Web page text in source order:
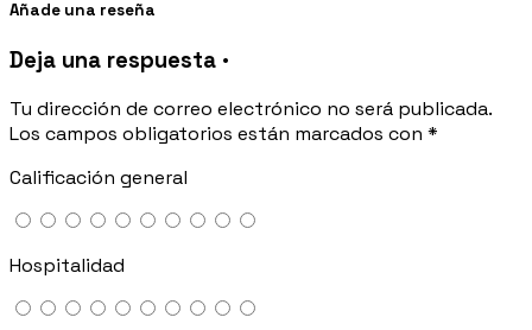
Añade una reseña
Deja una respuesta ·
Tu dirección de correo electrónico no será publicada.
Los campos obligatorios están marcados con *
Calificación general
Hospitalidad